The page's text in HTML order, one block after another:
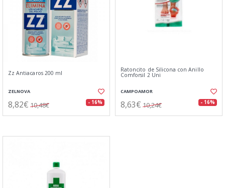
Zz Antiacaros 200 ml
ZELNOVA
8,82€ 10,48€ - 16%
Ratoncito de Silicona con Anillo
Comforsil 2 Uni
CAMPOAMOR
8,63€ 10,24€ - 16%